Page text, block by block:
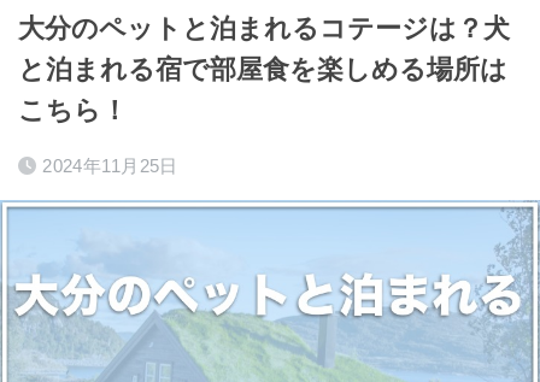
大分のペットと泊まれるコテージは？犬
と泊まれる宿で部屋食を楽しめる場所は
こちら！
2024年11月25日